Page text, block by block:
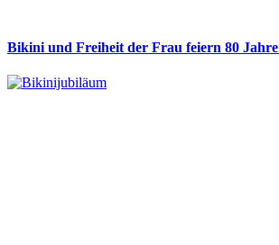
Bikini und Freiheit der Frau feiern 80